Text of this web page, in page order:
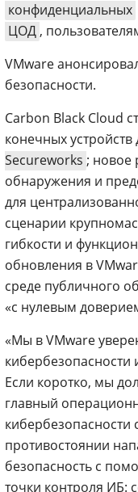
конфиденциальных
ЦОД ,
VMware
безопасности.
Carbon Black Cloud
конечных
Secureworks ; новое
обнаружения и
для
сценарии
гибкости и
обновления в
среде публичного
«c нулевым
«Мы в VMware
кибербезопасности
Если коротко, мы
главный
кибербезопасности
противостоянии
безопасность с
точки контроля ИБ: